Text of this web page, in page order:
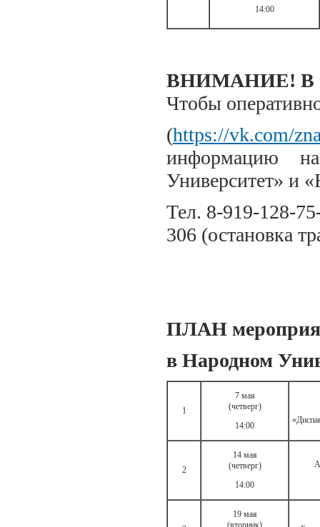
14:00
ВНИМАНИЕ! В
Чтобы
(https://vk.com/
информацию
Университет» и
Тел. 8-919-128-
306 (остановка
ПЛАН
в Народном
1
7 мая
(четверг)
14:00
2
14 мая
(четверг)
14:00
19 мая
(вторник)